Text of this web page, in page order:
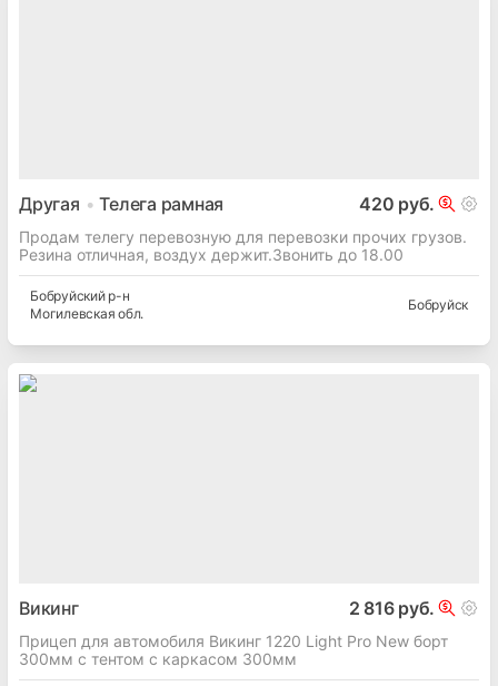
Другая Телега рамная 420 руб.
Продам телегу перевозную для перевозки прочих грузов.
Резина отличная, воздух держит.Звонить до 18.00
Бобруйскийр-н
Могилевская обл.
Бобруйск
Викинг 2 816 руб.
Прицеп для автомобиля Викинг 1220 Light Pro New борт
300мм с тентом с каркасом 300мм